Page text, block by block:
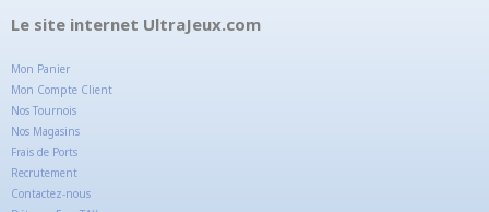
Le site internet UltraJeux.com
Mon Panier
Mon Compte Client
Nos Tournois
Nos Magasins
Frais de Ports
Recrutement
Contactez-nous